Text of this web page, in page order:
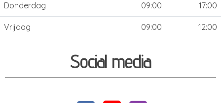
Donderdag 09:00 17:00
Vrijdag 09:00 12:00
Social media